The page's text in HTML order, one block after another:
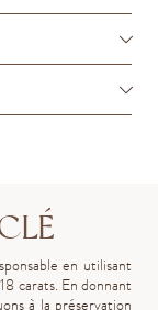
en utilisant
carats. En donnant
à la préservation